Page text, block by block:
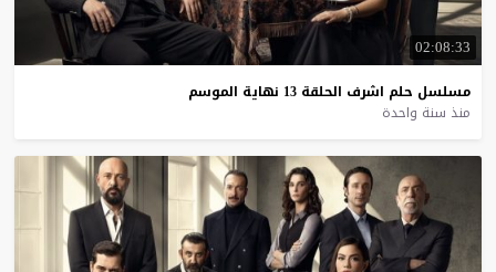
02:08:33
مسلسل حلم اشرف الحلقة 13 نهاية الموسم
منذ سنة واحدة